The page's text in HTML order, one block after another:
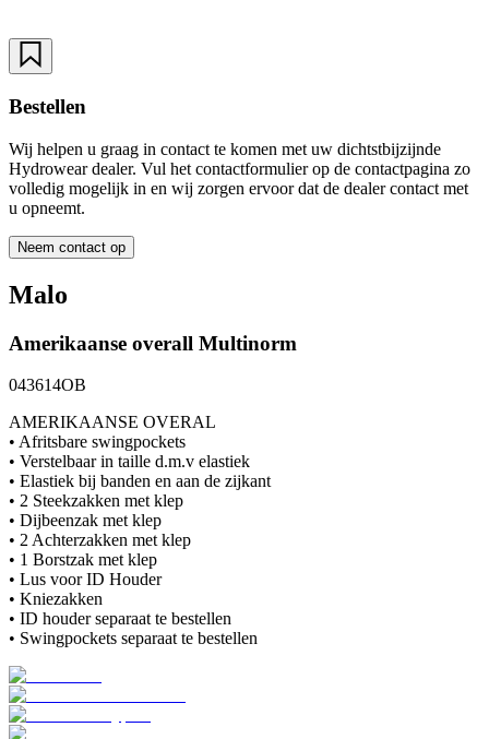
Bestellen
Wij helpen u graag in contact te komen met uw dichtstbijzijnde
Hydrowear dealer. Vul het contactformulier op de contactpagina zo
volledig mogelijk in en wij zorgen ervoor dat de dealer contact met
u opneemt.
Neem contact op
Malo
Amerikaanse overall Multinorm
043614OB
AMERIKAANSE OVERAL
• Afritsbare swingpockets
• Verstelbaar in taille d.m.v elastiek
• Elastiek bij banden en aan de zijkant
• 2 Steekzakken met klep
• Dijbeenzak met klep
• 2 Achterzakken met klep
• 1 Borstzak met klep
• Lus voor ID Houder
• Kniezakken
• ID houder separaat te bestellen
• Swingpockets separaat te bestellen